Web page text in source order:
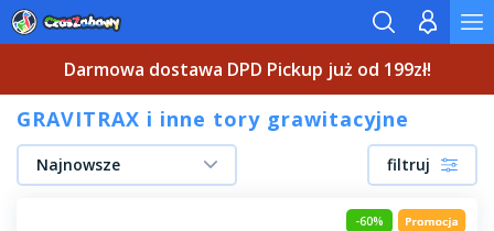
Darmowa dostawa DPD Pickup już od 199zł!
GRAVITRAX i inne tory grawitacyjne
Najnowsze filtruj
-60%